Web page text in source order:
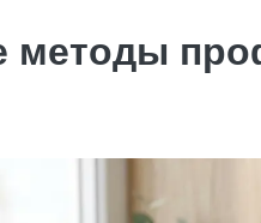
методы